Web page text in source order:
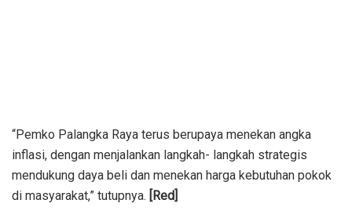
“Pemko Palangka Raya terus berupaya menekan angka
inflasi, dengan menjalankan langkah- langkah strategis
mendukung daya beli dan menekan harga kebutuhan pokok
di masyarakat,” tutupnya. [Red]